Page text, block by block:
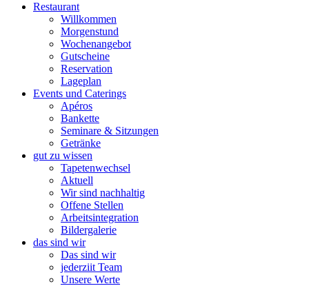
Restaurant
Willkommen
Morgenstund
Wochenangebot
Gutscheine
Reservation
Lageplan
Events und Caterings
Apéros
Bankette
Seminare & Sitzungen
Getränke
gut zu wissen
Tapetenwechsel
Aktuell
Wir sind nachhaltig
Offene Stellen
Arbeitsintegration
Bildergalerie
das sind wir
Das sind wir
jederziit Team
Unsere Werte